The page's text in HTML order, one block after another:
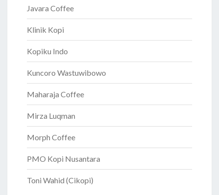
Javara Coffee
Klinik Kopi
Kopiku Indo
Kuncoro Wastuwibowo
Maharaja Coffee
Mirza Luqman
Morph Coffee
PMO Kopi Nusantara
Toni Wahid (Cikopi)